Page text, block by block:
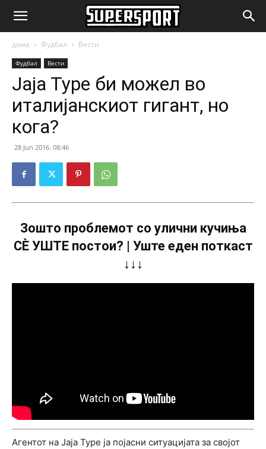
SuperSport.mk
дома Фудбал Вести
Фудбал Вести
Јаја Туре би можел во
италијанскиот гигант, но
кога?
28 Jun 2016. 08:46
Зошто проблемот со улични кучиња
СÈ УШТЕ постои? | Уште еден поткаст
↓↓↓
Агентот на Јаја Туре ја појасни ситуацијата за својот